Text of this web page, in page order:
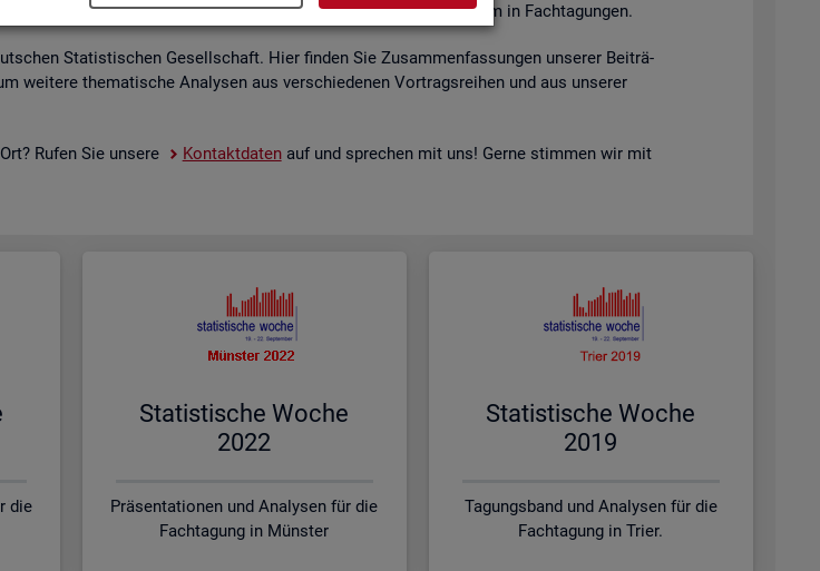
Die Ana­ly­se­er­geb­nis­se prä­sen­tie­ren wir unter an­de­rem in Fach­ta­gun­gen.
Sta­tis­ti­schen Ge­sell­schaft. Hier fin­den Sie Zu­sam­men­fas­sun­gen un­se­rer Bei­trä­
wei­te­re the­ma­ti­sche Ana­ly­sen aus ver­schie­de­nen Vor­trags­rei­hen und aus un­se­rer
Rufen Sie un­se­re Kon­takt­da­tenauf und spre­chen mit uns! Gerne stim­men wir mit
die
Sta­tis­ti­sche Woche
2022
Präsentationen und Analysen für die
Fachtagung in Münster
Sta­tis­ti­sche Woche
2019
Tagungsband und Analysen für die
Fachtagung in Trier.